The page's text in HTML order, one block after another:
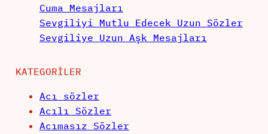
Cuma Mesajları
Sevgiliyi Mutlu Edecek Uzun Sözler
Sevgiliye Uzun Aşk Mesajları
KATEGORILER
Acı sözler
Acılı Sözler
Acımasız Sözler